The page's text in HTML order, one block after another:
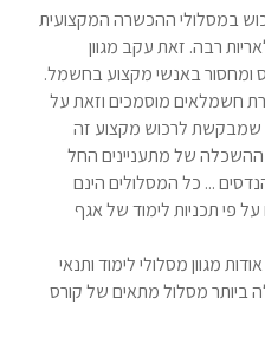
במסלולי ההכשרה המקצועית
רבה. זאת עקב מגוון
ומחסור באנשי מקצוע בחשמל.
חשמלאים מוסמכים וזאת על
שמבקשת לרכוש מקצוע זה
ההשכלה של מתעניינים החל
מהנדסים ... כל המסלולים הינם
פי תכניות לימוד של אגף
מגוון מסלולי לימוד ותנאי
ביותר מסלול מתאים של קורס